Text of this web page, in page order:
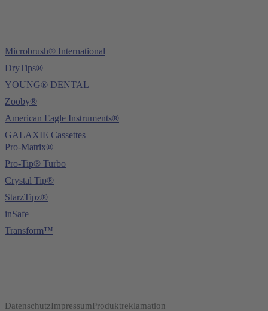
Microbrush® International
DryTips®
YOUNG® DENTAL
Zooby®
American Eagle Instruments®
GALAXIE Cassettes
Pro-Matrix®
Pro-Tip® Turbo
Crystal Tip®
StarzTipz®
inSafe
Transform™
DatenschutzImpressumProduktreklamation